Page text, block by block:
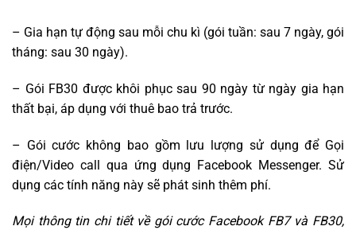
– Gia hạn tự động sau mỗi chu kì (gói tuần: sau 7 ngày, gói
tháng: sau 30 ngày).
– Gói FB30 được khôi phục sau 90 ngày từ ngày gia hạn
thất bại, áp dụng với thuê bao trả trước.
– Gói cước không bao gồm lưu lượng sử dụng để Gọi
điện/Video call qua ứng dụng Facebook Messenger. Sử
dụng các tính năng này sẽ phát sinh thêm phí.
Mọi thông tin chi tiết về gói cước Facebook FB7 và FB30,